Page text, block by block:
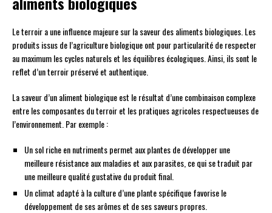
Le terroir a une influence majeure sur la saveur des aliments biologiques. Les
produits issus de l’agriculture biologique ont pour particularité de respecter
au maximum les cycles naturels et les équilibres écologiques. Ainsi, ils sont le
reflet d’un terroir préservé et authentique.
La saveur d’un aliment biologique est le résultat d’une combinaison complexe
entre les composantes du terroir et les pratiques agricoles respectueuses de
l’environnement. Par exemple :
Un sol riche en nutriments permet aux plantes de développer une
meilleure résistance aux maladies et aux parasites, ce qui se traduit par
une meilleure qualité gustative du produit final.
Un climat adapté à la culture d’une plante spécifique favorise le
développement de ses arômes et de ses saveurs propres.